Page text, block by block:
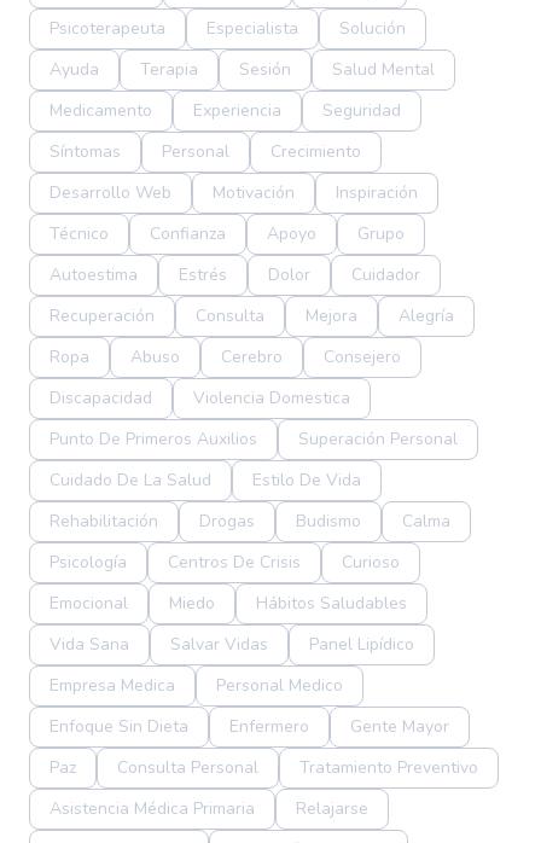
Psicoterapeuta
Especialista
Solución
Ayuda
Terapia Sesión
Salud Mental
Medicamento
Experiencia
Seguridad
Síntomas
Personal
Crecimiento
Desarrollo Web
Motivación
Inspiración
Técnico
Confianza Apoyo
Grupo
Autoestima
Estrés Dolor
Cuidador
Recuperación
Consulta Mejora
Alegría
Ropa
Abuso Cerebro
Consejero
Discapacidad
Violencia Domestica
Punto De Primeros Auxilios
Superación Personal
Cuidado De La Salud
Estilo De Vida
Rehabilitación
Drogas Budismo
Calma
Psicología
Centros De Crisis
Curioso
Emocional
Miedo
Hábitos Saludables
Vida Sana
Salvar Vidas
Panel Lipídico
Empresa Medica
Personal Medico
Enfoque Sin Dieta
Enfermero
Gente Mayor
Paz
Consulta Personal
Tratamiento Preventivo
Asistencia Médica Primaria
Relajarse